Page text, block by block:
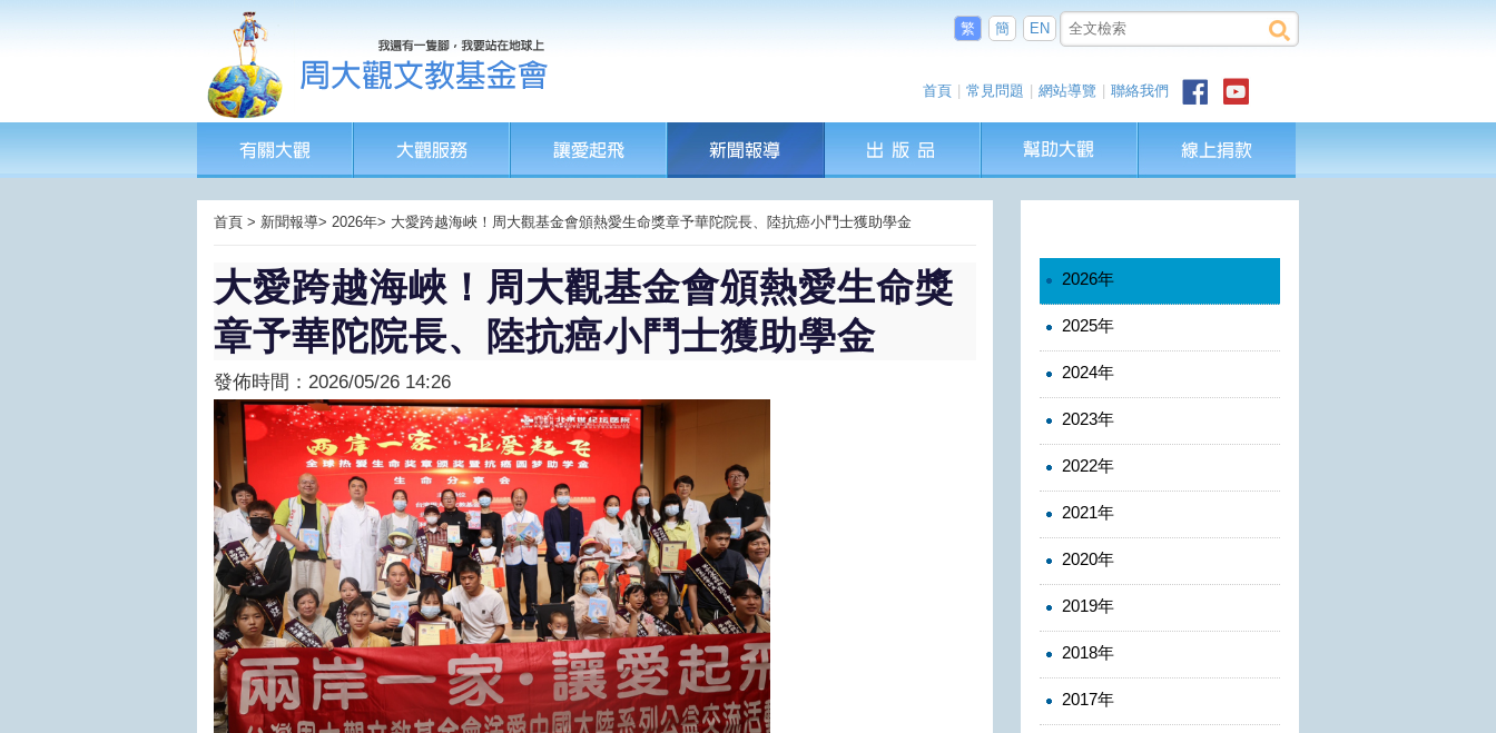
繁 簡 EN
首頁 常見問題 網站導覽 聯絡我們
首頁 > 新聞報導> 2026年> 大愛跨越海峽！周大觀基金會頒熱愛生命獎章予華陀院長、陸抗癌小鬥士獲助學金
大愛跨越海峽！周大觀基金會頒熱愛生命獎
章予華陀院長、陸抗癌小鬥士獲助學金
發佈時間：2026/05/26 14:26
2026年
2025年
2024年
2023年
2022年
2021年
2020年
2019年
2018年
2017年